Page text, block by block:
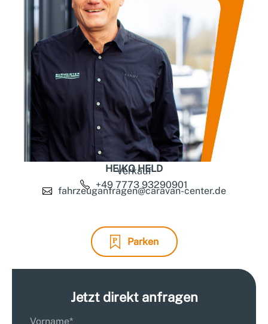
HEIKO HELD
Verkauf
+49 7773 93290901
fahrzeuganfragen@caravan-center.de
Parken
Jetzt direkt anfragen